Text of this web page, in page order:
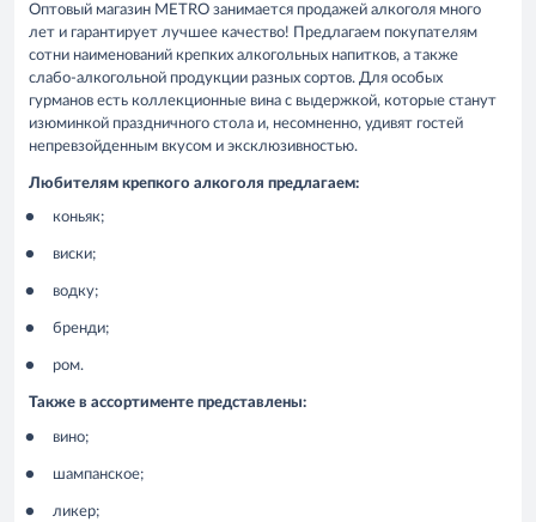
Оптовый магазин METRO занимается продажей алкоголя много
лет и гарантирует лучшее качество! Предлагаем покупателям
сотни наименований крепких алкогольных напитков, а также
слабо-алкогольной продукции разных сортов. Для особых
гурманов есть коллекционные вина с выдержкой, которые станут
изюминкой праздничного стола и, несомненно, удивят гостей
непревзойденным вкусом и эксклюзивностью.
Любителям крепкого алкоголя предлагаем:
коньяк;
виски;
водку;
бренди;
ром.
Также в ассортименте представлены:
вино;
шампанское;
ликер;